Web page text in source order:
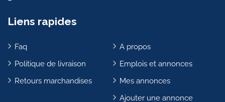
Liens rapides
Faq
Politique de livraison
Retours marchandises
A propos
Emplois et annonces
Mes annonces
Ajouter une annonce